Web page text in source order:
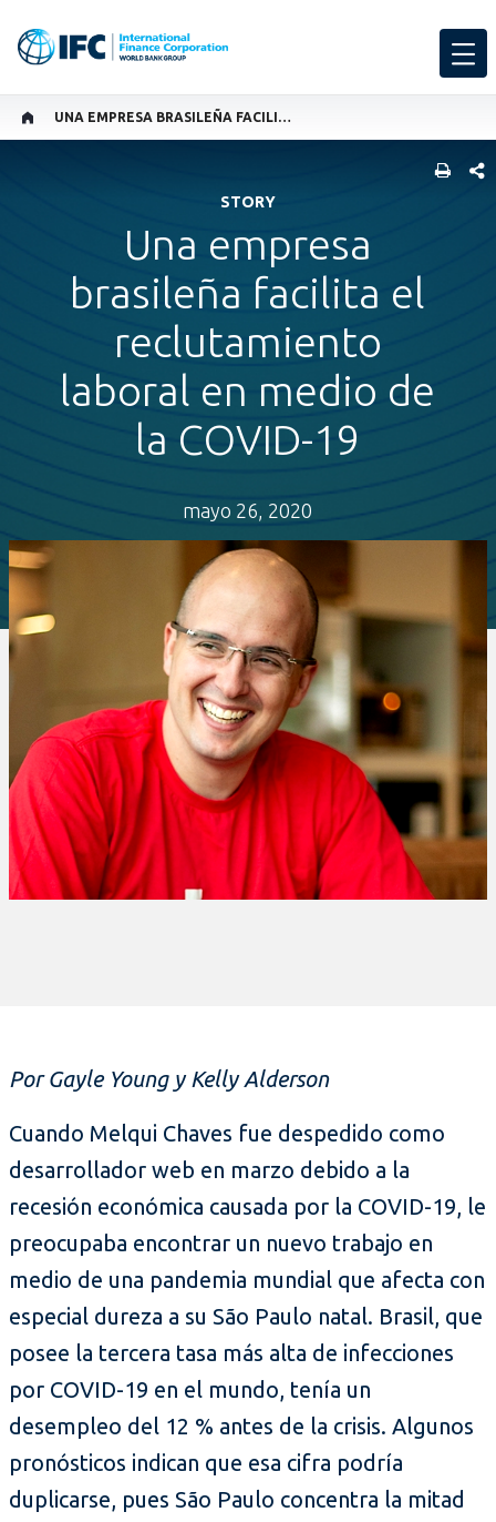
UNA EMPRESA BRASILEÑA FACILITA EL RECLUTAMIENTO LABORAL EN MEDIO DE LA COVID-19
STORY
Una empresa
brasileña facilita el
reclutamiento
laboral en medio de
la COVID-19
mayo 26, 2020
Por Gayle Young y Kelly Alderson
Cuando Melqui Chaves fue despedido como
desarrollador web en marzo debido a la
recesión económica causada por la COVID-19, le
preocupaba encontrar un nuevo trabajo en
medio de una pandemia mundial que afecta con
especial dureza a su São Paulo natal. Brasil, que
posee la tercera tasa más alta de infecciones
por COVID-19 en el mundo, tenía un
desempleo del 12 % antes de la crisis. Algunos
pronósticos indican que esa cifra podría
duplicarse, pues São Paulo concentra la mitad